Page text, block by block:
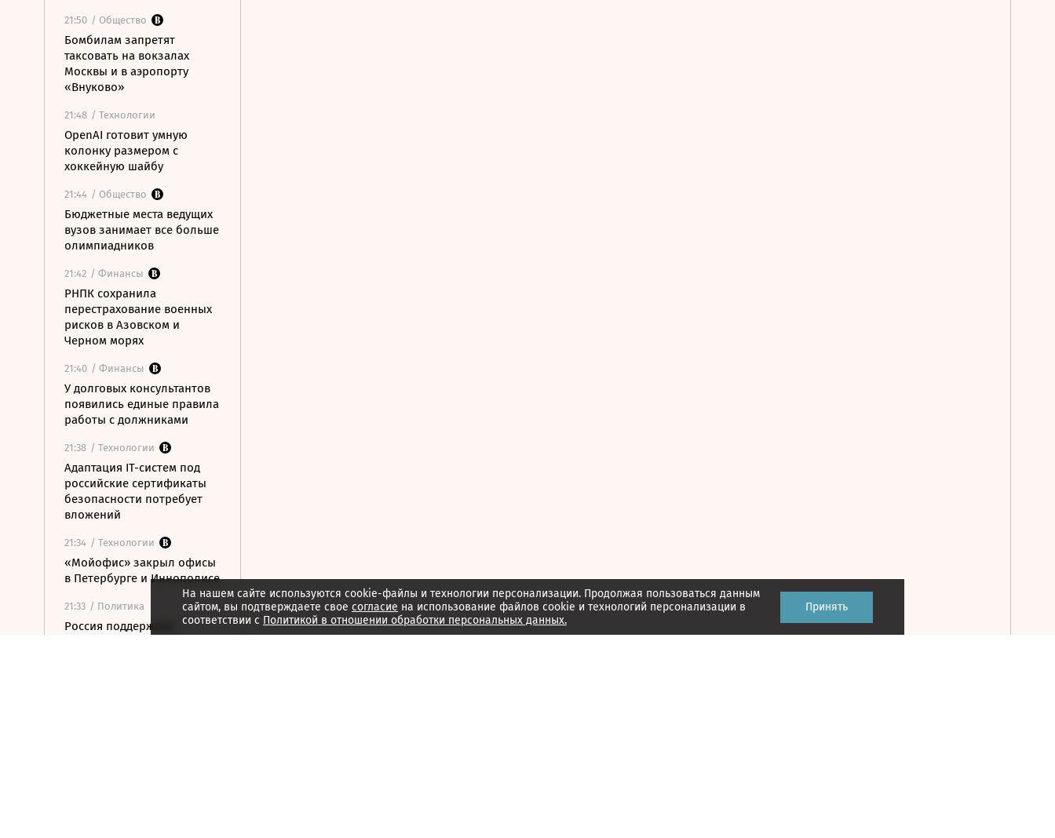
21:50 / Общество
Бомбилам запретят
таксовать на вокзалах
Москвы и в аэропорту
«Внуково»
21:48 / Технологии
OpenAI готовит умную
колонку размером с
хоккейную шайбу
21:44 / Общество
Бюджетные места ведущих
вузов занимает все больше
олимпиадников
21:42 / Финансы
РНПК сохранила
перестрахование военных
рисков в Азовском и
Черном морях
21:40 / Финансы
У долговых консультантов
появились единые правила
работы с должниками
21:38 / Технологии
Адаптация IT-систем под
российские сертификаты
безопасности потребует
вложений
21:34 / Технологии
«Мойофис» закрыл офисы
в Петербурге и Иннополисе
21:33 / Политика
Россия поддержала
На нашем сайте используются cookie-файлы и технологии персонализации. Продолжая пользоваться данным
сайтом, вы подтверждаете свое согласие на использование файлов cookie и технологий персонализации в
соответствии с Политикой в отношении обработки персональных данных.
Принять